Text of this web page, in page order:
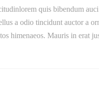
quis bibendum
a odio tincidunt auctor a
himenaeos. Mauris in erat